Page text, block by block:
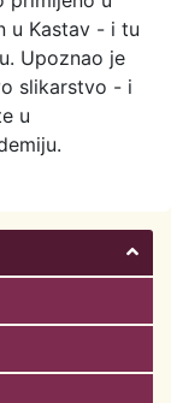
u Kastav - i tu
Upoznao je
slikarstvo - i
u